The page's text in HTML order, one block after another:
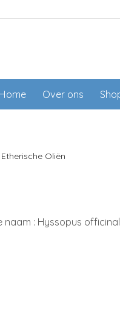
Home Over ons
Etherische Oliën
: Hyssopus